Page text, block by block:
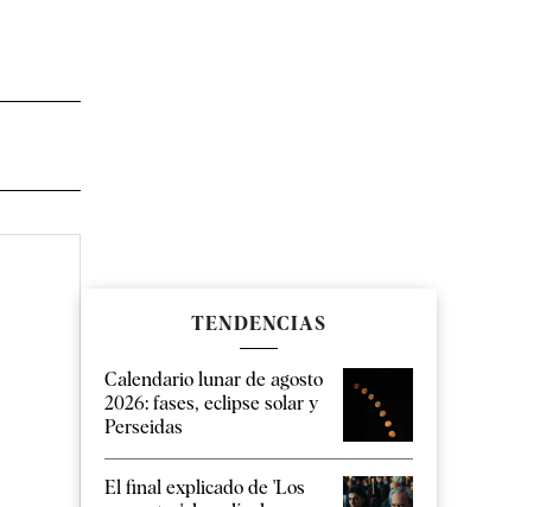
TENDENCIAS
Calendario lunar de agosto
2026: fases, eclipse solar y
Perseidas
El final explicado de 'Los